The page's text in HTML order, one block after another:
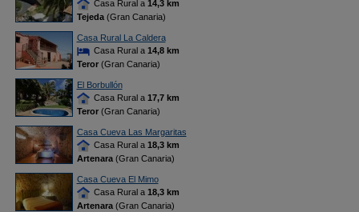
Casa Rural a 14,3 km
Tejeda(Gran Canaria)
Casa Rural La Caldera
Casa Rural a 14,8 km
Teror(Gran Canaria)
El Borbullón
Casa Rural a 17,7 km
Teror(Gran Canaria)
Casa Cueva Las Margaritas
Casa Rural a 18,3 km
Artenara(Gran Canaria)
Casa Cueva El Mimo
Casa Rural a 18,3 km
Artenara(Gran Canaria)